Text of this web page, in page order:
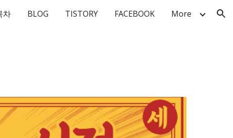
차 BLOG TISTORY FACEBOOK More